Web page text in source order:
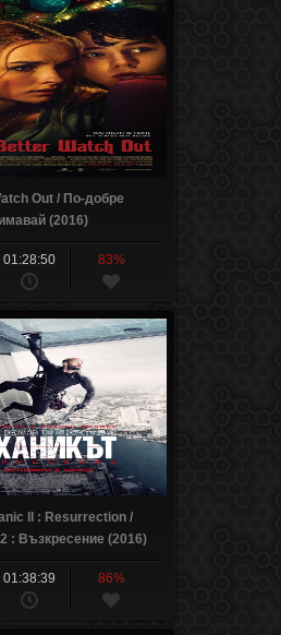
Out / По-добре
(2016)
01:28:50 83%
II : Resurrection /
: Възкресение (2016)
01:38:39 86%